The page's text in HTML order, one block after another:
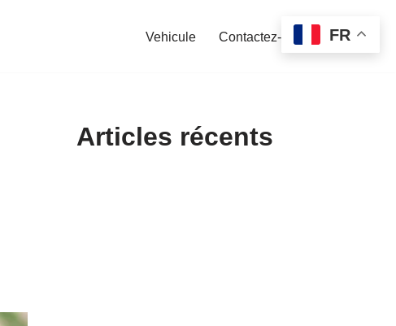
Vehicule Contactez-nous
Articles récents
FR